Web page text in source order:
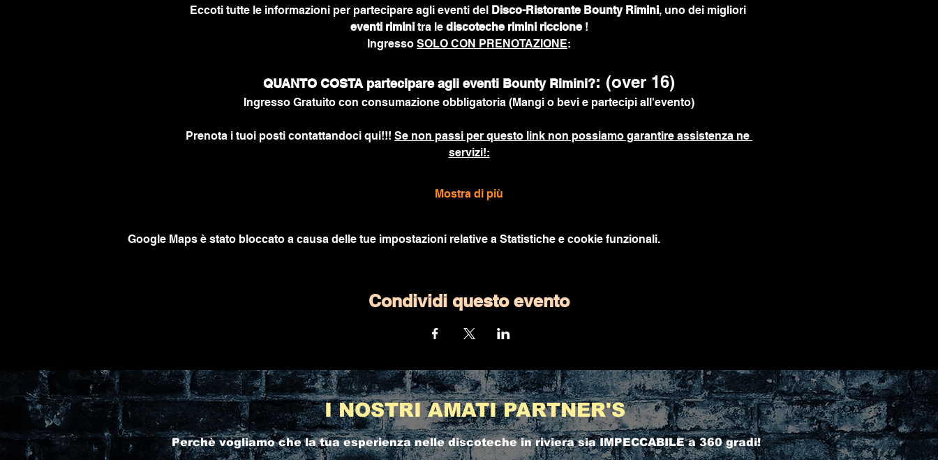
Eccoti tutte le informazioni per partecipare agli eventi del Disco-Ristorante Bounty Rimini, uno dei migliori
eventi rimini tra le discoteche rimini riccione !
Ingresso SOLO CON PRENOTAZIONE:
QUANTO COSTA partecipare agli eventi Bounty Rimini?: (over 16)
Ingresso Gratuito con consumazione obbligatoria (Mangi o bevi e partecipi all'evento)
Prenota i tuoi posti contattandoci qui!!! Se non passi per questo link non possiamo garantire assistenza ne
servizi!:
Mostra di più
Google Maps è stato bloccato a causa delle tue impostazioni relative a Statistiche e cookie funzionali.
Condividi questo evento
I NOSTRI AMATI PARTNER'S
Perchè vogliamo che la tua esperienza nellediscoteche in rivierasia IMPECCABILE a 360 gradi!